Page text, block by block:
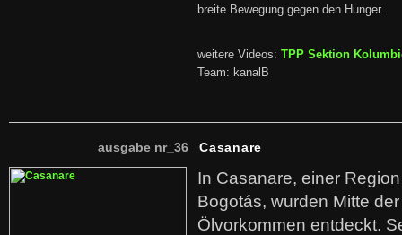
breite Bewegung gegen den Hunger.
weitere Videos: TPP Sektion
Team: kanalB
ausgabe nr_36 Casanare
In Casanare, einer
Bogotás, wurden Mitte
Ölvorkommen entdeckt.